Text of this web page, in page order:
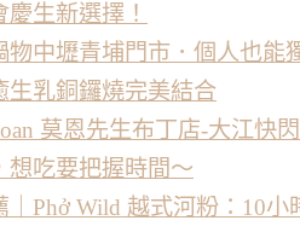
生新選擇！
中壢青埔門市．個人也能
生乳銅鑼燒完美結合
莫恩先生布丁店-大江快
想吃要把握時間～
｜Phở Wild 越式河粉：10